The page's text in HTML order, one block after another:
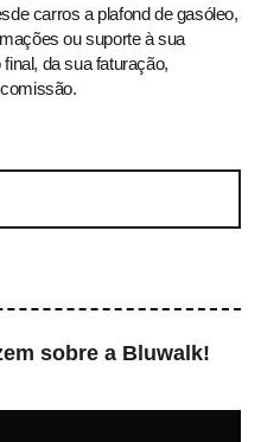
carros a plafond de gasóleo,
ou suporte à sua
da sua faturação,
sobre a Bluwalk!